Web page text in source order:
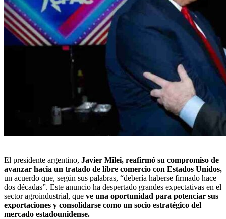
El presidente argentino, Javier Milei, reafirmó su compromiso de
avanzar hacia un tratado de libre comercio con Estados Unidos,
un acuerdo que, según sus palabras, “debería haberse firmado hace
dos décadas”. Este anuncio ha despertado grandes expectativas en el
sector agroindustrial, que ve una oportunidad para potenciar sus
exportaciones y consolidarse como un socio estratégico del
mercado estadounidense.